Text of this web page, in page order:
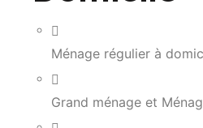
Ménage régulier à
Grand ménage et